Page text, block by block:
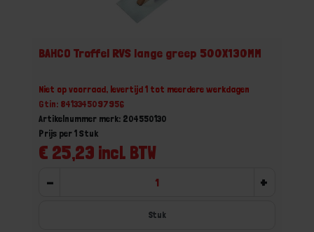
BAHCO Troffel RVS lange greep 500X130MM
Niet op voorraad, levertijd 1 tot meerdere werkdagen
Gtin: 8413345097956
Artikelnummer merk: 204550130
€ 25,23 incl. BTW
Prijs per 1 Stuk
- +
Stuk